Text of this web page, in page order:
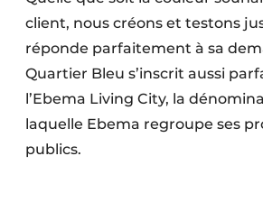
client, nous créons et testons
réponde parfaitement à sa
Quartier Bleu s’inscrit aussi
l’Ebema Living City, la
laquelle Ebema regroupe ses
publics.